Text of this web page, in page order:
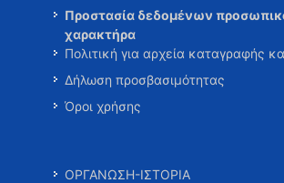
Προστασία δεδομένων
χαρακτήρα
Πολιτική για αρχεία καταγραφής
Δήλωση προσβασιμότητας
Όροι χρήσης
ΟΡΓΑΝΩΣΗ-ΙΣΤΟΡΙΑ